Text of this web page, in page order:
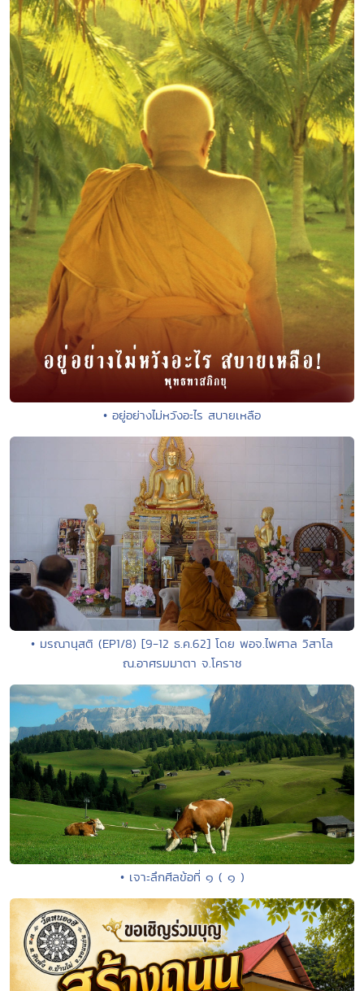
• อยู่อย่างไม่หวังอะไร สบายเหลือ
• มรณานุสติ (EP1/8) [9-12 ธ.ค.62] โดย พอจ.ไพศาล วิสาโล
ณ.อาศรมมาตา จ.โคราช
• เจาะลึกศีลข้อที่ ๑ ( ๑ )